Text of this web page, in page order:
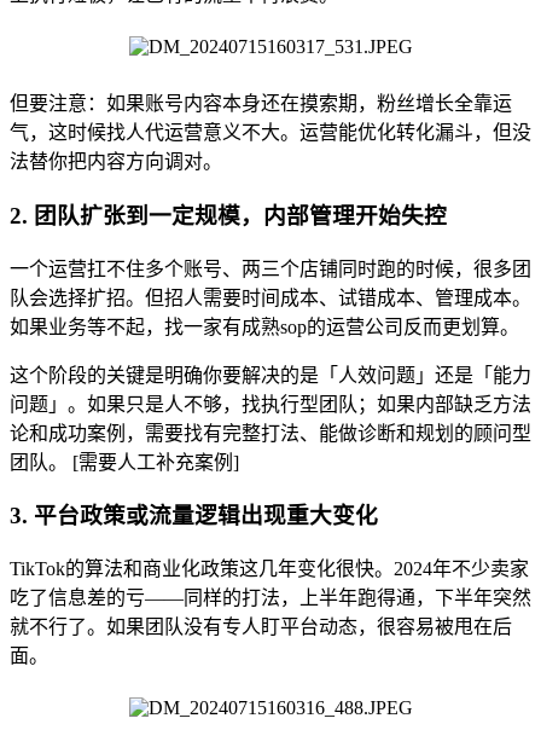
但要注意：如果账号内容本身还在摸索期，粉丝增长全靠运
气，这时候找人代运营意义不大。运营能优化转化漏斗，但没
法替你把内容方向调对。
2. 团队扩张到一定规模，内部管理开始失控
一个运营扛不住多个账号、两三个店铺同时跑的时候，很多团
队会选择扩招。但招人需要时间成本、试错成本、管理成本。
如果业务等不起，找一家有成熟sop的运营公司反而更划算。
这个阶段的关键是明确你要解决的是「人效问题」还是「能力
问题」。如果只是人不够，找执行型团队；如果内部缺乏方法
论和成功案例，需要找有完整打法、能做诊断和规划的顾问型
团队。 [需要人工补充案例]
3. 平台政策或流量逻辑出现重大变化
TikTok的算法和商业化政策这几年变化很快。2024年不少卖家
吃了信息差的亏——同样的打法，上半年跑得通，下半年突然
就不行了。如果团队没有专人盯平台动态，很容易被甩在后
面。